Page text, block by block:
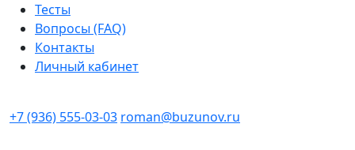
Тесты
Вопросы (FAQ)
Контакты
Личный кабинет
+7 (936) 555-03-03 roman@buzunov.ru